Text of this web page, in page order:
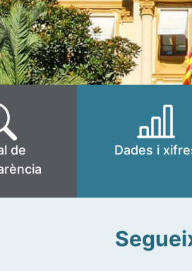
de
Dades i